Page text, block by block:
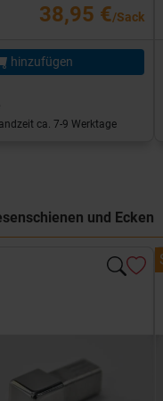
38,95 €/Sack
hinzufügen
ca. 7-9 Werktage
und Ecken